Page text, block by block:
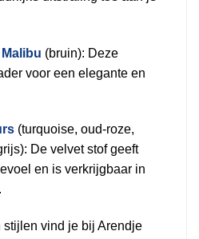
(bruin): Deze
voor een elegante en
(turquoise, oud-roze,
De velvet stof geeft
en is verkrijgbaar in
stijlen vind je bij Arendje